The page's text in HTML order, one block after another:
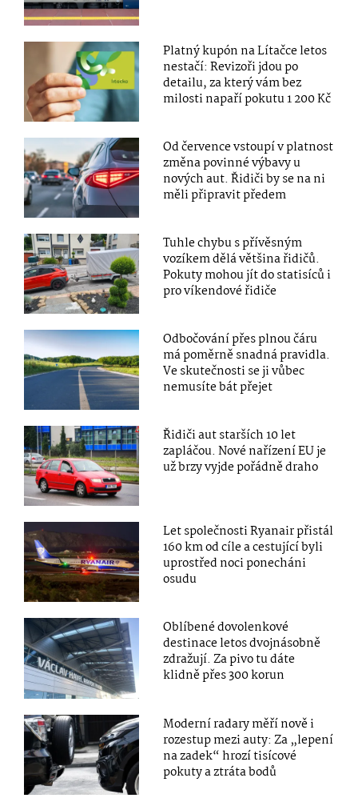
Platný kupón na Lítačce letos
nestačí: Revizoři jdou po
detailu, za který vám bez
milosti napaří pokutu 1 200 Kč
Od července vstoupí v platnost
změna povinné výbavy u
nových aut. Řidiči by se na ni
měli připravit předem
Tuhle chybu s přívěsným
vozíkem dělá většina řidičů.
Pokuty mohou jít do statisíců i
pro víkendové řidiče
Odbočování přes plnou čáru
má poměrně snadná pravidla.
Ve skutečnosti se ji vůbec
nemusíte bát přejet
Řidiči aut starších 10 let
zapláčou. Nové nařízení EU je
už brzy vyjde pořádně draho
Let společnosti Ryanair přistál
160 km od cíle a cestující byli
uprostřed noci ponecháni
osudu
Oblíbené dovolenkové
destinace letos dvojnásobně
zdražují. Za pivo tu dáte
klidně přes 300 korun
Moderní radary měří nově i
rozestup mezi auty: Za „lepení
na zadek“ hrozí tisícové
pokuty a ztráta bodů